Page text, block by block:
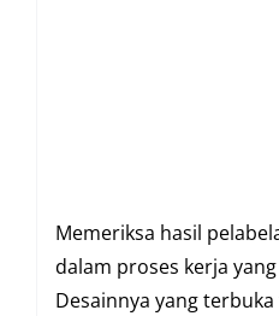
Memeriksa hasil
dalam proses kerja
Desainnya yang